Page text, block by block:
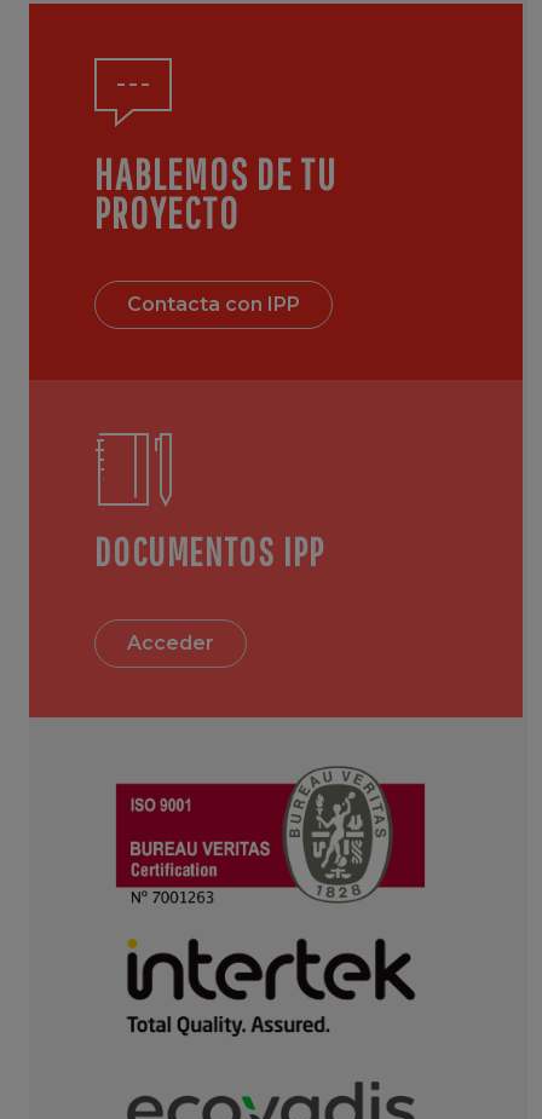
HABLEMOS DE TU
PROYECTO
Contacta con IPP
DOCUMENTOS IPP
Acceder